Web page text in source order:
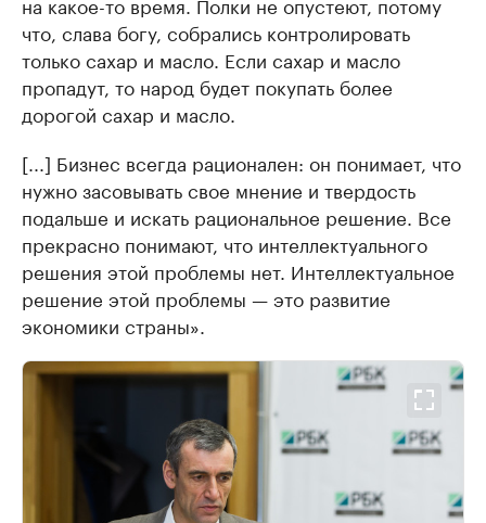
что, слава богу, собрались контролировать
только сахар и масло. Если сахар и масло
пропадут, то народ будет покупать более
дорогой сахар и масло.
[...] Бизнес всегда рационален: он понимает, что
нужно засовывать свое мнение и твердость
подальше и искать рациональное решение. Все
прекрасно понимают, что интеллектуального
решения этой проблемы нет. Интеллектуальное
решение этой проблемы — это развитие
экономики страны».